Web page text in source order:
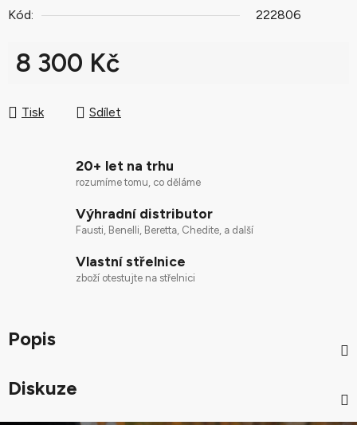
Kód:
222806
8 300 Kč
Tisk
Sdílet
20+ let na trhu
rozumíme tomu, co děláme
Výhradní distributor
Fausti, Benelli, Beretta, Chedite, a další
Vlastní střelnice
zboží otestujte na střelnici
Popis
Diskuze